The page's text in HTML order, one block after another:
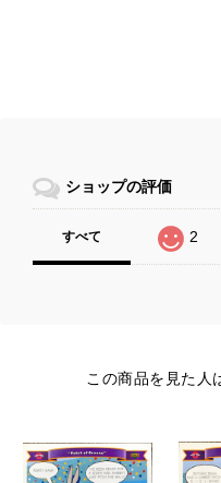
ショップの評価
すべて 2
この商品を見た人